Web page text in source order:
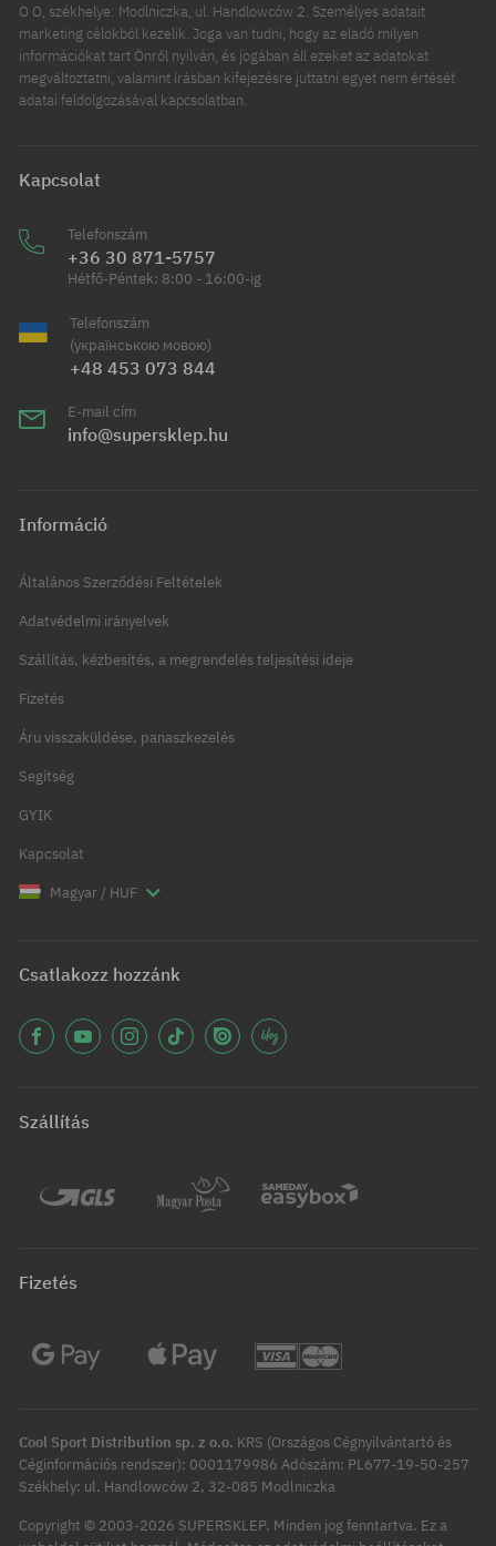
O O, székhelye: Modlniczka, ul. Handlowców 2. Személyes adatait
marketing célokból kezelik. Joga van tudni, hogy az eladó milyen
információkat tart Önről nyilván, és jogában áll ezeket az adatokat
megváltoztatni, valamint írásban kifejezésre juttatni egyet nem értését
adatai feldolgozásával kapcsolatban.
Kapcsolat
Telefonszám
+36 30 871-5757
Hétfő-Péntek: 8:00 - 16:00-ig
Telefonszám
(українською мовою)
+48 453 073 844
E-mail cím
info@supersklep.hu
Információ
Általános Szerződési Feltételek
Adatvédelmi irányelvek
Szállítás, kézbesítés, a megrendelés teljesítési ideje
Fizetés
Áru visszaküldése, panaszkezelés
Segítség
GYIK
Kapcsolat
Magyar / HUF
Csatlakozz hozzánk
Szállítás
Fizetés
Cool Sport Distribution sp. z o.o. KRS (Országos Cégnyilvántartó és
Céginformációs rendszer): 0001179986 Adószám: PL677-19-50-257
Székhely: ul. Handlowców 2, 32-085 Modlniczka
Copyright © 2003-2026 SUPERSKLEP. Minden jog fenntartva. Ez a